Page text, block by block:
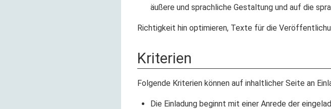
äußere und sprachliche Gestaltung und auf die
Richtigkeit hin optimieren, Texte für die
Kriterien
Folgende Kriterien können auf inhaltlicher Seite an
Die Einladung beginnt mit einer Anrede der